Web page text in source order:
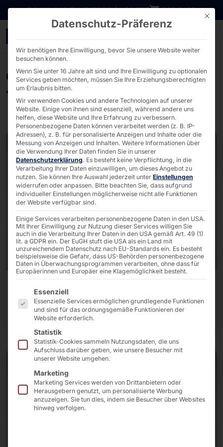
Direkt zum Inhalt wechseln
DOWNLOADSINVESTORENKARRIERE B2B SHOP
PRODUKTE
Touch Lösungen
Touch Monitore
Zu den Touch Monitoren
Mit
Datenschutz-Präferenz
Wir benötigen Ihre Einwilligung, bevor Sie unsere Website weiter
besuchen können.
Wenn Sie unter 16 Jahre alt sind und Ihre Einwilligung zu optionalen
Services geben möchten, müssen Sie Ihre Erziehungsberechtigten
um Erlaubnis bitten.
Wir verwenden Cookies und andere Technologien auf unserer
Website. Einige von ihnen sind essenziell, während andere uns
helfen, diese Website und Ihre Erfahrung zu verbessern.
Personenbezogene Daten können verarbeitet werden (z. B. IP-
Adressen), z. B. für personalisierte Anzeigen und Inhalte oder die
Messung von Anzeigen und Inhalten. Weitere Informationen über
die Verwendung Ihrer Daten finden Sie in unserer
Datenschutzerklärung. Es besteht keine Verpflichtung, in die
Verarbeitung Ihrer Daten einzuwilligen, um dieses Angebot zu
nutzen. Sie können Ihre Auswahl jederzeit unter Einstellungen
widerrufen oder anpassen. Bitte beachten Sie, dass aufgrund
individueller Einstellungen möglicherweise nicht alle Funktionen
der Website verfügbar sind.
Einige Services verarbeiten personenbezogene Daten in den USA.
Mit Ihrer Einwilligung zur Nutzung dieser Services willigen Sie
auch in die Verarbeitung Ihrer Daten in den USA gemäß Art. 49 (1)
lit. a GDPR ein. Der EuGH stuft die USA als ein Land mit
unzureichendem Datenschutz nach EU-Standards ein. Es besteht
beispielsweise die Gefahr, dass US-Behörden personenbezogene
Daten in Überwachungsprogrammen verarbeiten, ohne dass für
Europäerinnen und Europäer eine Klagemöglichkeit besteht.
Es folgt eine Liste der Service-Gruppen, für die eine
Essenziell
Essenzielle Services ermöglichen grundlegende Funktionen
und sind für das ordnungsgemäße Funktionieren der
Website erforderlich.
Statistik
Statistik-Cookies sammeln Nutzungsdaten, die uns
Aufschluss darüber geben, wie unsere Besucher mit
unserer Website umgehen.
Marketing
Marketing Services werden von Drittanbietern oder
Herausgebern genutzt, um personalisierte Werbung
anzuzeigen. Sie tun dies, indem sie Besucher über Websites
hinweg verfolgen.